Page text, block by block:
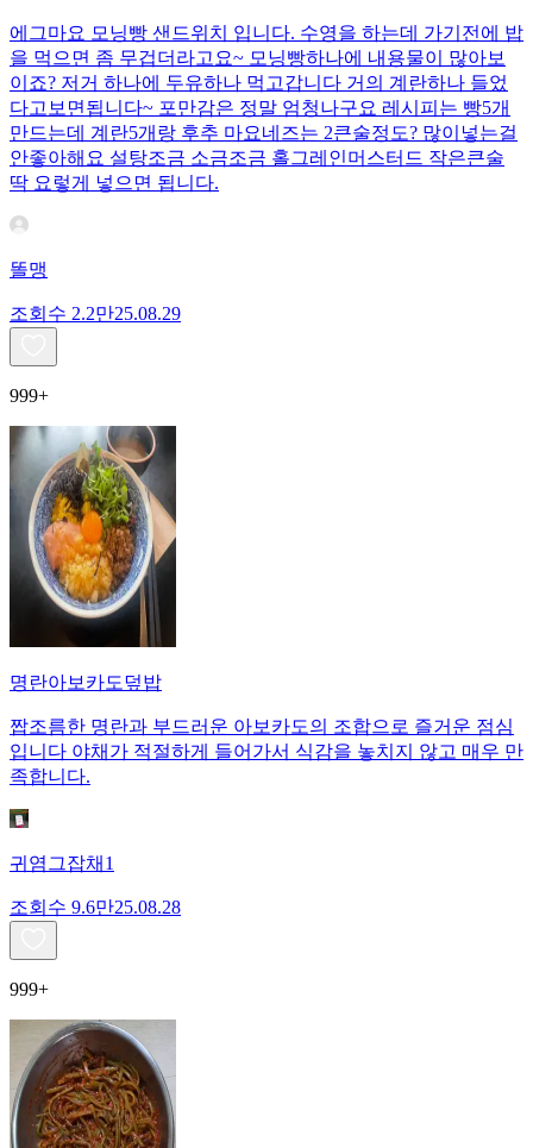
에그마요 모닝빵 샌드위치 입니다. 수영을 하는데 가기전에 밥
을 먹으면 좀 무겁더라고요~ 모닝빵하나에 내용물이 많아보
이죠? 저거 하나에 두유하나 먹고갑니다 거의 계란하나 들었
다고보면됩니다~ 포만감은 정말 엄청나구요 레시피는 빵5개
만드는데 계란5개랑 후추 마요네즈는 2큰술정도? 많이넣는걸
안좋아해요 설탕조금 소금조금 홀그레인머스터드 작은큰술
딱 요렇게 넣으면 됩니다.
똘맹
조회수 2.2만25.08.29
999+
명란아보카도덮밥
짭조름한 명란과 부드러운 아보카도의 조합으로 즐거운 점심
입니다 야채가 적절하게 들어가서 식감을 놓치지 않고 매우 만
족합니다.
귀염그잡채1
조회수 9.6만25.08.28
999+